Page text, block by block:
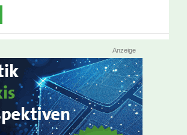
Anzeige